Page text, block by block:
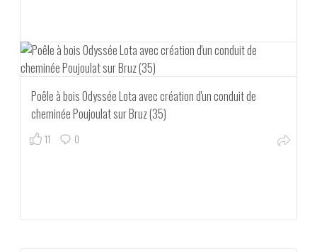
Poêle à bois Odyssée Lota avec création d'un conduit de
cheminée Poujoulat sur Bruz (35)
11 0